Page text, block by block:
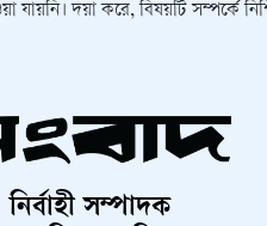
দয়া করে, বিষয়টি সম্পর্কে
নির্বাহী সম্পাদক